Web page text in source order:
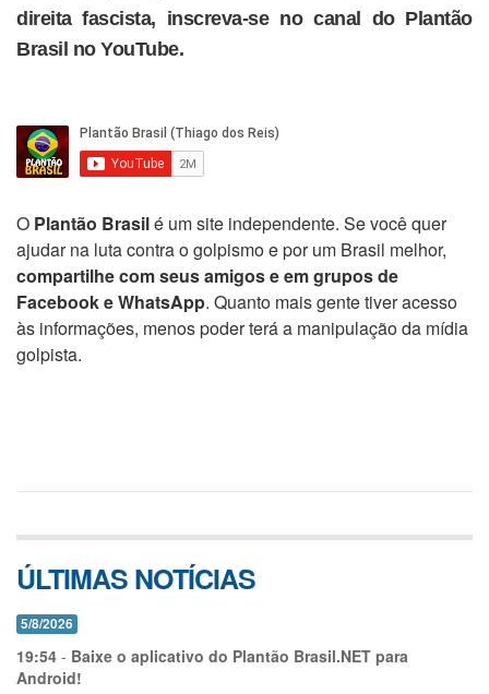
direita fascista, inscreva-se no canal do Plantão
Brasil no YouTube.
O Plantão Brasilé um site independente. Se você quer
ajudar na luta contra o golpismo e por um Brasil melhor,
compartilhe com seus amigos e em grupos de
Facebook e WhatsApp. Quanto mais gente tiver acesso
às informações, menos poder terá a manipulação da mídia
golpista.
ÚLTIMAS NOTÍCIAS
5/8/2026
19:54 - Baixe o aplicativo do Plantão Brasil.NET para
Android!